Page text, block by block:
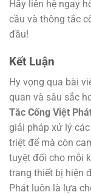
Hãy liên hệ ngay
cầu và thông tắc
đầu!
Kết Luận
Hy vọng qua bài
quan và sâu sắc
Tắc Cống Việt
giải pháp xử lý
triệt để mà còn
tuyệt đối cho mỗi
trang thiết bị hiện
Phát luôn là lựa